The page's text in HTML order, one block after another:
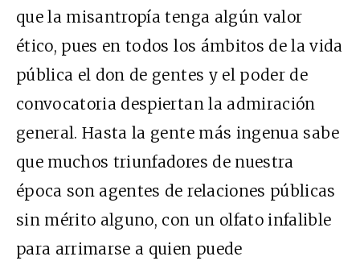
que la misantropía tenga algún valor
ético, pues en todos los ámbitos de la vida
pública el don de gentes y el poder de
convocatoria despiertan la admiración
general. Hasta la gente más ingenua sabe
que muchos triunfadores de nuestra
época son agentes de relaciones públicas
sin mérito alguno, con un olfato infalible
para arrimarse a quien puede